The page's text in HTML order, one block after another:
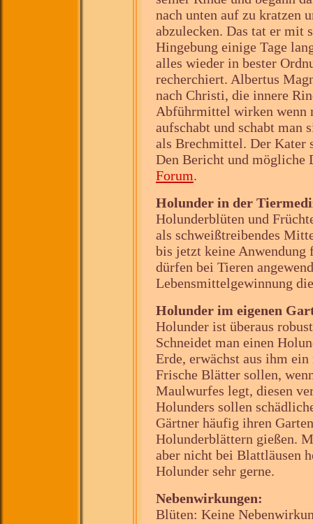
nach unten auf zu kratzen
abzulecken. Das tat er mit
Hingebung einige Tage
alles wieder in bester
recherchiert. Albertus
nach Christi, die innere
Abführmittel wirken wenn
aufschabt und schabt man
als Brechmittel. Der Kater
Den Bericht und mögliche
Forum.
Holunder in der
Holunderblüten und
als schweißtreibendes
bis jetzt keine Anwendung
dürfen bei Tieren
Lebensmittelgewinnung
Holunder im eigenen
Holunder ist überaus
Schneidet man einen
Erde, erwächst aus ihm ein
Frische Blätter sollen,
Maulwurfes legt, diesen
Holunders sollen
Gärtner häufig ihren
Holunderblättern gießen.
aber nicht bei Blattläusen
Holunder sehr gerne.
Nebenwirkungen:
Blüten: Keine